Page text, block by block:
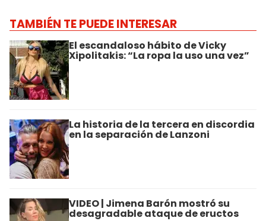
TAMBIÉN TE PUEDE INTERESAR
El escandaloso hábito de Vicky
Xipolitakis: “La ropa la uso una vez”
La historia de la tercera en discordia
en la separación de Lanzoni
VIDEO | Jimena Barón mostró su
desagradable ataque de eructos